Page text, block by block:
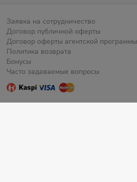
Заявка на сотрудничество
Договор публичной оферты
Договор оферты агентской программы
Политика возврата
Бонусы
Часто задаваемые вопросы